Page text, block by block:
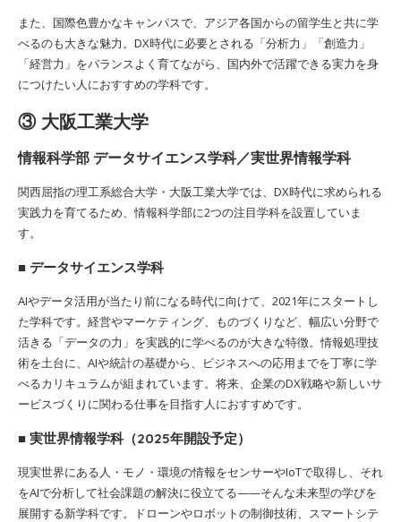
また、国際色豊かなキャンパスで、アジア各国からの留学生と共に学
べるのも大きな魅力。DX時代に必要とされる「分析力」「創造力」
「経営力」をバランスよく育てながら、国内外で活躍できる実力を身
につけたい人におすすめの学科です。
③ 大阪工業大学
情報科学部 データサイエンス学科／実世界情報学科
関西屈指の理工系総合大学・大阪工業大学では、DX時代に求められる
実践力を育てるため、情報科学部に2つの注目学科を設置していま
す。
■ データサイエンス学科
AIやデータ活用が当たり前になる時代に向けて、2021年にスタートし
た学科です。経営やマーケティング、ものづくりなど、幅広い分野で
活きる「データの力」を実践的に学べるのが大きな特徴。情報処理技
術を土台に、AIや統計の基礎から、ビジネスへの応用までを丁寧に学
べるカリキュラムが組まれています。将来、企業のDX戦略や新しいサ
ービスづくりに関わる仕事を目指す人におすすめです。
■ 実世界情報学科（2025年開設予定）
現実世界にある人・モノ・環境の情報をセンサーやIoTで取得し、それ
をAIで分析して社会課題の解決に役立てる——そんな未来型の学びを
展開する新学科です。ドローンやロボットの制御技術、スマートシテ